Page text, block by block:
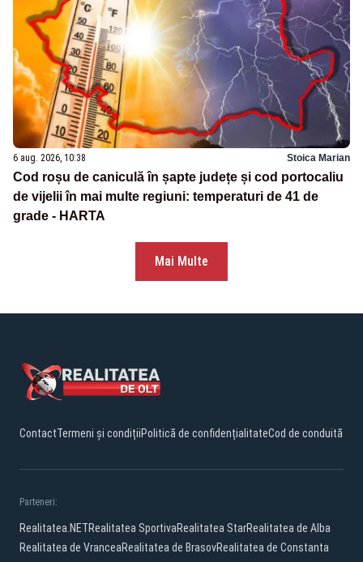
6 aug. 2026, 10:38 Stoica Marian
Cod roșu de caniculă în șapte județe și cod portocaliu
de vijelii în mai multe regiuni: temperaturi de 41 de
grade - HARTA
Mai Multe
ContactTermeni și condițiiPolitică de confidențialitateCod de conduită
Parteneri:
Realitatea.NETRealitatea SportivaRealitatea StarRealitatea de Alba
Realitatea de VranceaRealitatea de BrasovRealitatea de Constanta